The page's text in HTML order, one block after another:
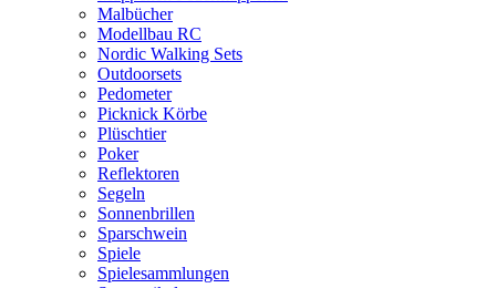
Malbücher
Modellbau RC
Nordic Walking Sets
Outdoorsets
Pedometer
Picknick Körbe
Plüschtier
Poker
Reflektoren
Segeln
Sonnenbrillen
Sparschwein
Spiele
Spielesammlungen